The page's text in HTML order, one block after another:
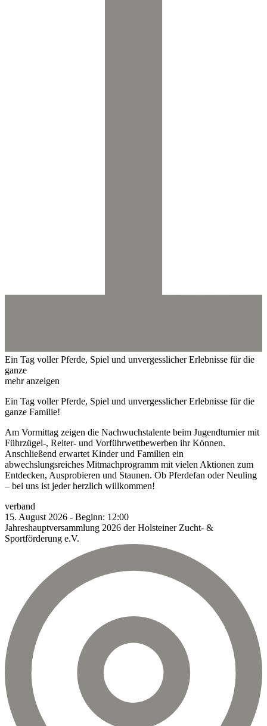
Ein Tag voller Pferde, Spiel und unvergesslicher Erlebnisse für die
ganze
mehr anzeigen
Ein Tag voller Pferde, Spiel und unvergesslicher Erlebnisse für die
ganze Familie!
Am Vormittag zeigen die Nachwuchstalente beim Jugendturnier mit
Führzügel-, Reiter- und Vorführwettbewerben ihr Können.
Anschließend erwartet Kinder und Familien ein
abwechslungsreiches Mitmachprogramm mit vielen Aktionen zum
Entdecken, Ausprobieren und Staunen. Ob Pferdefan oder Neuling
– bei uns ist jeder herzlich willkommen!
verband
15. August 2026 - Beginn: 12:00
Jahreshauptversammlung 2026 der Holsteiner Zucht- &
Sportförderung e.V.